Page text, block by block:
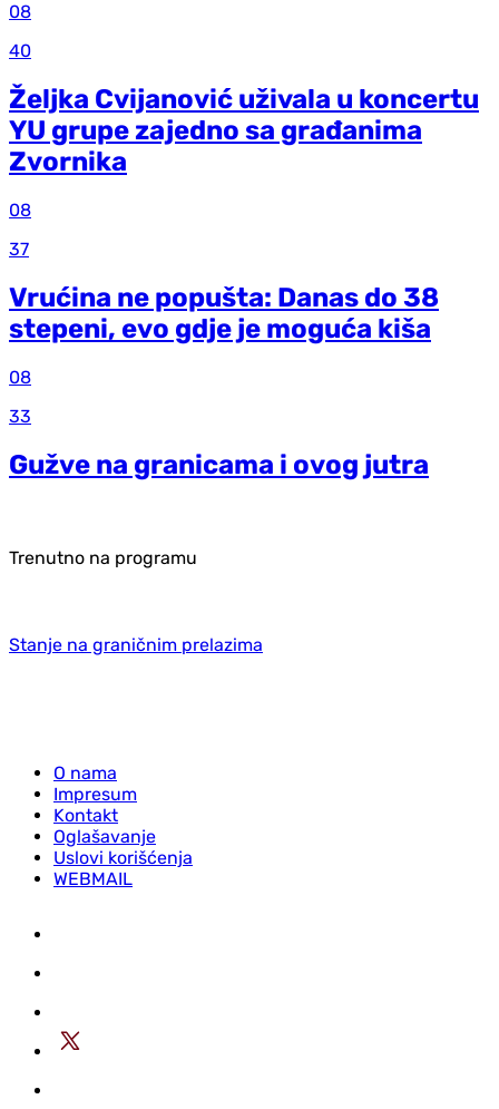
08
40
Željka Cvijanović uživala u koncertu
YU grupe zajedno sa građanima
Zvornika
08
37
Vrućina ne popušta: Danas do 38
stepeni, evo gdje je moguća kiša
08
33
Gužve na granicama i ovog jutra
Trenutno na programu
Stanje na graničnim prelazima
O nama
Impresum
Kontakt
Oglašavanje
Uslovi korišćenja
WEBMAIL